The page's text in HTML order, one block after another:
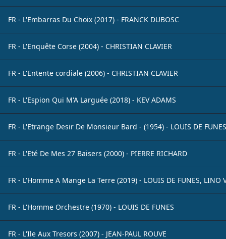
FR - L'Embarras Du Choix (2017) - FRANCK DUBOSC
FR - L'Enquête Corse (2004) - CHRISTIAN CLAVIER
FR - L'Entente cordiale (2006) - CHRISTIAN CLAVIER
FR - L'Espion Qui M'A Larguée (2018) - KEV ADAMS
FR - L'Etrange Desir De Monsieur Bard - (1954) - LOUIS DE FUNES
FR - L'Eté De Mes 27 Baisers (2000) - PIERRE RICHARD
FR - L'Homme A Mange La Terre (2019) - LOUIS DE FUNES, LINO
FR - L'Homme Orchestre (1970) - LOUIS DE FUNES
FR - L'Ile Aux Tresors (2007) - JEAN-PAUL ROUVE